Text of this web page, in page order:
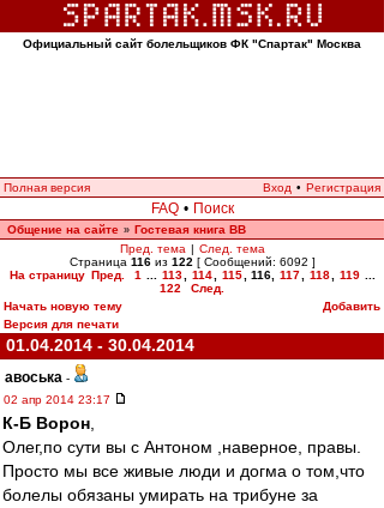
Официальный сайт болельщиков ФК "Спартак" Москва
Полная версия Вход • Регистрация
FAQ • Поиск
Общение на сайте » Гостевая книга ВВ
Пред. тема | След. тема
Страница 116из 122 [ Сообщений: 6092 ]
На страницу Пред. 1 113 114 115 116 117 118 119
122
След.
Начать новую тему
Добавить
Версия для печати
01.04.2014 - 30.04.2014
авоська -
02 апр 2014 23:17
К-Б Ворон
Олег,по сути вы с Антоном ,наверное, правы.
Просто мы все живые люди и догма о том,что
болелы обязаны умирать на трибуне за